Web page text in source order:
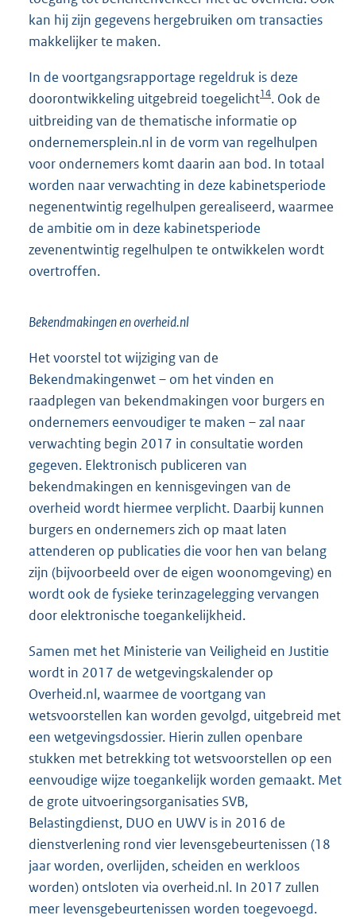
kan hij zijn gegevens hergebruiken om transacties
makkelijker te maken.
In de voortgangsrapportage regeldruk is deze
doorontwikkeling uitgebreid toegelicht14. Ook de
uitbreiding van de thematische informatie op
ondernemersplein.nl in de vorm van regelhulpen
voor ondernemers komt daarin aan bod. In totaal
worden naar verwachting in deze kabinetsperiode
negenentwintig regelhulpen gerealiseerd, waarmee
de ambitie om in deze kabinetsperiode
zevenentwintig regelhulpen te ontwikkelen wordt
overtroffen.
Bekendmakingen en overheid.nl
Het voorstel tot wijziging van de
Bekendmakingenwet – om het vinden en
raadplegen van bekendmakingen voor burgers en
ondernemers eenvoudiger te maken – zal naar
verwachting begin 2017 in consultatie worden
gegeven. Elektronisch publiceren van
bekendmakingen en kennisgevingen van de
overheid wordt hiermee verplicht. Daarbij kunnen
burgers en ondernemers zich op maat laten
attenderen op publicaties die voor hen van belang
zijn (bijvoorbeeld over de eigen woonomgeving) en
wordt ook de fysieke terinzagelegging vervangen
door elektronische toegankelijkheid.
Samen met het Ministerie van Veiligheid en Justitie
wordt in 2017 de wetgevingskalender op
Overheid.nl, waarmee de voortgang van
wetsvoorstellen kan worden gevolgd, uitgebreid met
een wetgevingsdossier. Hierin zullen openbare
stukken met betrekking tot wetsvoorstellen op een
eenvoudige wijze toegankelijk worden gemaakt. Met
de grote uitvoeringsorganisaties SVB,
Belastingdienst, DUO en UWV is in 2016 de
dienstverlening rond vier levensgebeurtenissen (18
jaar worden, overlijden, scheiden en werkloos
worden) ontsloten via overheid.nl. In 2017 zullen
meer levensgebeurtenissen worden toegevoegd.